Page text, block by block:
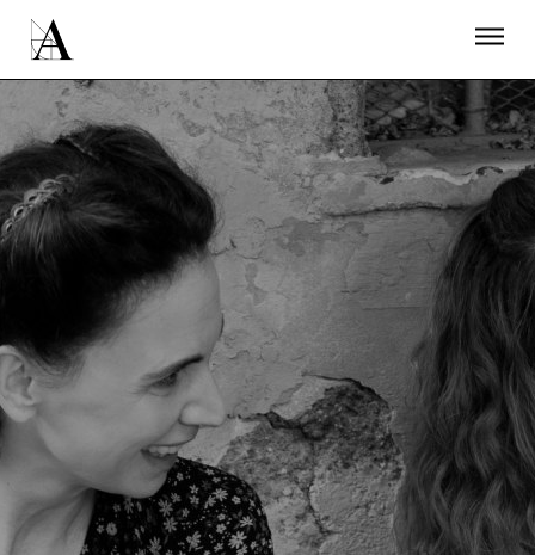
ACTUALIDAD
PROYECTOS
RESIDENCIAS
ÚNETE A LA ACADEMIA DE CINE
PRENSA
NEWSLETTER